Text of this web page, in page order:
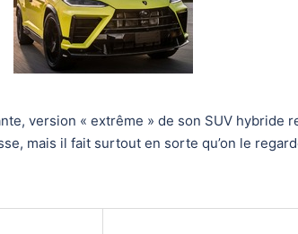
version « extrême » de son SUV hybride
mais il fait surtout en sorte qu’on le